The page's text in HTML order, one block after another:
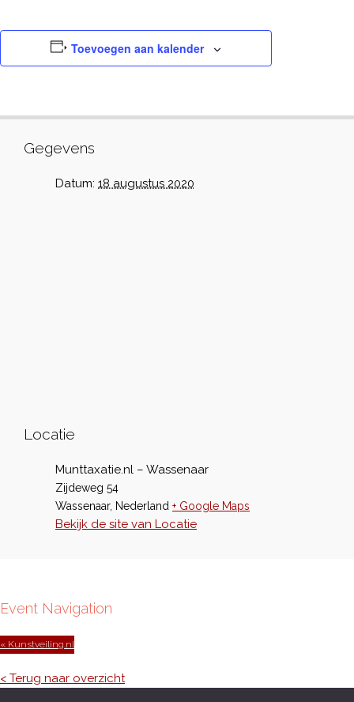
Toevoegen aan kalender
Gegevens
Datum: 18 augustus 2020
Locatie
Munttaxatie.nl – Wassenaar
Zijdeweg 54
Wassenaar, Nederland + Google Maps
Bekijk de site van Locatie
Event Navigation
« Kunstveiling.nl
< Terug naar overzicht